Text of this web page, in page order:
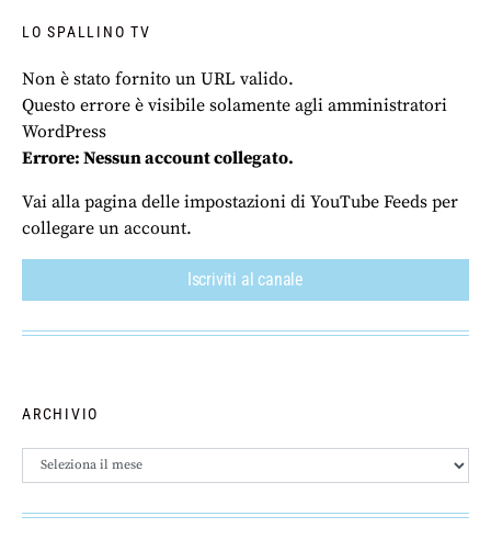
LO SPALLINO TV
Non è stato fornito un URL valido.
Questo errore è visibile solamente agli amministratori
WordPress
Errore: Nessun account collegato.
Vai alla pagina delle impostazioni di YouTube Feeds per
collegare un account.
Iscriviti al canale
ARCHIVIO
Archivio